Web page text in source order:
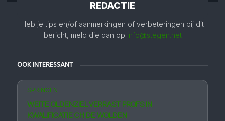
REDACTIE
Heb je tips en/of aanmerkingen of verbeteringen bij dit
bericht, meld die dan op info@stegen.net
OOK INTERESSANT
SPRINGEN
WEITE OLDENZIEL VERRAST PROFS IN
KWALIFICATIE CH DE WOLDEN